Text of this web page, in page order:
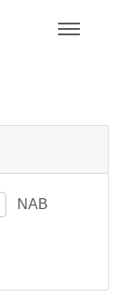
NAB